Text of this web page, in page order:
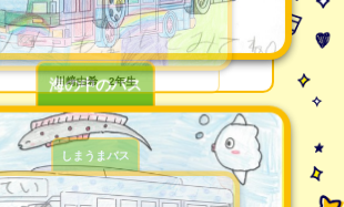
流合俊輔 2年生
海の中のバス